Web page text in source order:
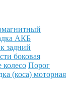
АКБ
задний
боковая
колесо Порог
(коса) моторная